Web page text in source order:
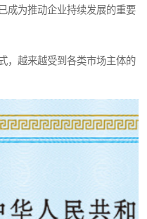
成为推动企业持续发展的重要
，越来越受到各类市场主体的